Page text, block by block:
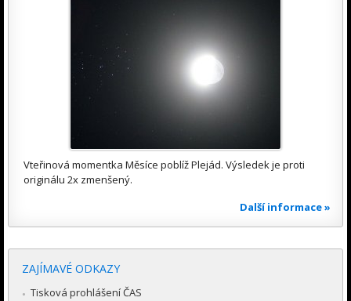
Vteřinová momentka Měsíce poblíž Plejád. Výsledek je proti
originálu 2x zmenšený.
Další informace »
ZAJÍMAVÉ ODKAZY
Tisková prohlášení ČAS